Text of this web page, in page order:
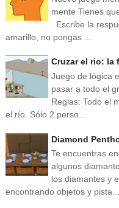
mente Tienes
. Escribe la
amarillo, no pongas ...
Cruzar el rio: la
Juego de lógica
pasar a todo el
Reglas: Todo el
el río. Sólo 2 perso...
Diamond
Te encuentras
algunos
los diamantes y
encontrando objetos y pista...